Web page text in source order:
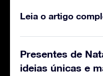
Leia o artigo
Presentes de
ideias únicas e